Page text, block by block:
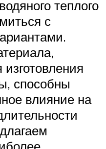
теплого
с
способны
влияние на